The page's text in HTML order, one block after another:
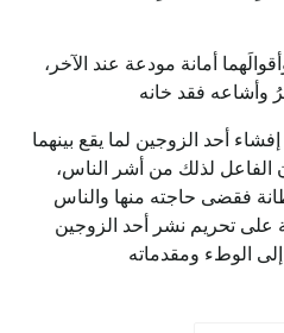
أمانة مودعة عند الآخر،
وأشاعه فقد خانه
أحد الزوجين لما يقع بينهما
الفاعل لذلك من أشر الناس،
فقضى حاجته منها والناس
على تحريم نشر أحد الزوجين
إلى الوطء ومقدماته